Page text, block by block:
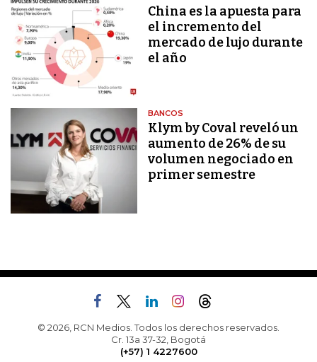
China es la apuesta para
el incremento del
mercado de lujo durante
el año
BANCOS
Klym by Coval reveló un
aumento de 26% de su
volumen negociado en
primer semestre
© 2026, RCN Medios. Todos los derechos reservados.
Cr. 13a 37-32, Bogotá
(+57) 1 4227600